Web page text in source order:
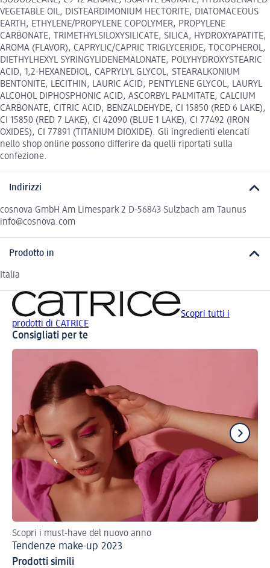
VEGETABLE OIL, DISTEARDIMONIUM HECTORITE, DIATOMACEOUS
EARTH, ETHYLENE/PROPYLENE COPOLYMER, PROPYLENE
CARBONATE, TRIMETHYLSILOXYSILICATE, SILICA, HYDROXYAPATITE,
AROMA (FLAVOR), CAPRYLIC/CAPRIC TRIGLYCERIDE, TOCOPHEROL,
DIETHYLHEXYL SYRINGYLIDENEMALONATE, POLYHYDROXYSTEARIC
ACID, 1,2-HEXANEDIOL, CAPRYLYL GLYCOL, STEARALKONIUM
BENTONITE, LECITHIN, LAURIC ACID, PENTYLENE GLYCOL, LAURYL
ALCOHOL DIPHOSPHONIC ACID, ASCORBYL PALMITATE, CALCIUM
CARBONATE, CITRIC ACID, BENZALDEHYDE, CI 15850 (RED 6 LAKE),
CI 15850 (RED 7 LAKE), CI 42090 (BLUE 1 LAKE), CI 77492 (IRON
OXIDES), CI 77891 (TITANIUM DIOXIDE). Gli ingredienti elencati
nello shop online possono differire da quelli riportati sulla
confezione.
Indirizzi
cosnova GmbH Am Limespark 2 D-56843 Sulzbach am Taunus
info@cosnova.com
Prodotto in
Italia
Scopri tutti i
prodotti di CATRICE
Consigliati per te
Scopri i must-have del nuovo anno
Tendenze make-up 2023
Prodotti simili